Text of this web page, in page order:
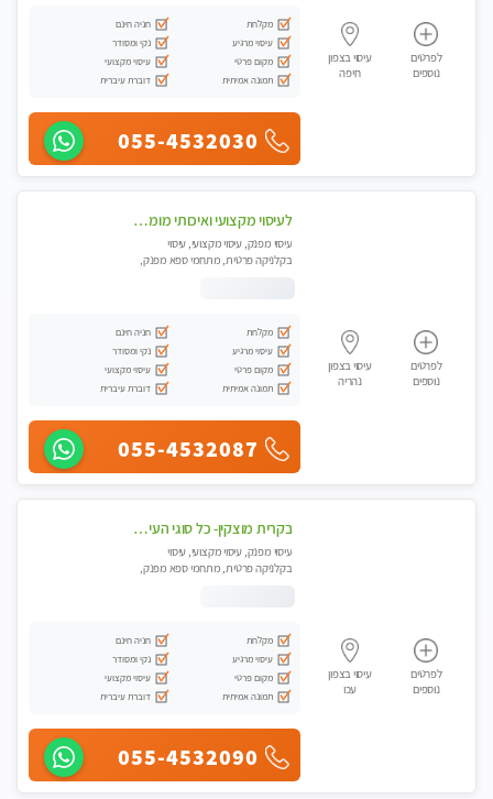
לפרטים
נוספים
עיסוי בצפון
חיפה
מקלחת
חניה חינם
עיסוי מרגיע
נקי ומסודר
מקום פרטי
עיסוי מקצועי
תמונה אמיתית
דוברת עיברית
055-4532030
לפרטים
נוספים
עיסוי בצפון
נהריה
לעיסוי מקצועי ואיכותי מומלץ מאוד!! ממתינה לך שתגיע לנהריה מעסה פרטית
עיסוי מפנק, עיסוי מקצועי, עיסוי
בקלניקה פרטית, מתחמי ספא מפנק,
מקלחת
חניה חינם
עיסוי מרגיע
נקי ומסודר
מקום פרטי
עיסוי מקצועי
תמונה אמיתית
דוברת עיברית
055-4532087
לפרטים
נוספים
עיסוי בצפון
עכו
בקרית מוצקין- כל סוגי העיסויים מעסה מקצועית ואיכותית פרטי!!! -ללא מין !
עיסוי מפנק, עיסוי מקצועי, עיסוי
בקלניקה פרטית, מתחמי ספא מפנק,
מקלחת
חניה חינם
עיסוי מרגיע
נקי ומסודר
מקום פרטי
עיסוי מקצועי
תמונה אמיתית
דוברת עיברית
055-4532090